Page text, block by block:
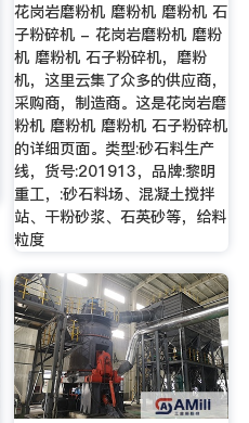
花岗岩磨粉机 磨粉机 磨粉机 石
子粉碎机 - 花岗岩磨粉机 磨粉
机 磨粉机 石子粉碎机，磨粉
机，这里云集了众多的供应商，
采购商，制造商。这是花岗岩磨
粉机 磨粉机 磨粉机 石子粉碎机
的详细页面。类型:砂石料生产
线，货号:201913，品牌:黎明
重工，:砂石料场、混凝土搅拌
站、干粉砂浆、石英砂等，给料
粒度